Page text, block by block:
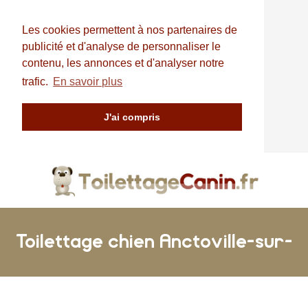
Les cookies permettent à nos partenaires de
publicité et d'analyse de personnaliser le
contenu, les annonces et d'analyser notre
trafic. En savoir plus
J'ai compris
Toilettage chien Anctoville-sur-